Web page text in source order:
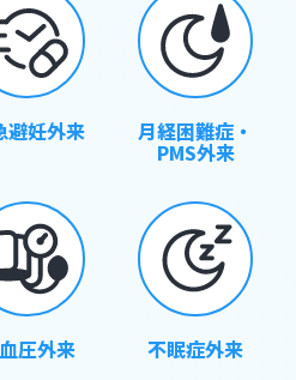
避妊外来 月経困難症・
PMS外来
圧外来 不眠症外来